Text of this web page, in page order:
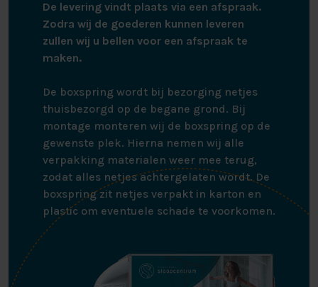
De levering vindt plaats via een afspraak.
Zodra wij de goederen kunnen leveren
zullen wij u bellen voor een afspraak te
maken.
De boxspring wordt bij bezorging netjes
thuisbezorgd op de begane grond. Bij
montage monteren wij de boxspring op de
gewenste plek. Hierna nemen wij alle
verpakking materialen weer mee terug,
zodat alles netjes achtergelaten wordt. De
boxspring zit netjes verpakt in karton en
plastic om eventuele schade te voorkomen.